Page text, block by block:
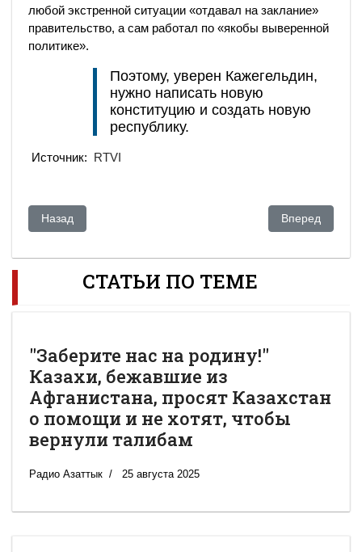
любой экстренной ситуации «отдавал на заклание»
правительство, а сам работал по «якобы выверенной
политике».
Поэтому, уверен Кажегельдин,
нужно написать новую
конституцию и создать новую
республику.
Источник: RTVI
Предыдущий: НАЗАРБАЕВ ОКОНЧАТЕЛЬНО ВОЗНЕССЯ В
Назад Следующий:
Вперед
СТАТЬИ ПО ТЕМЕ
"Заберите нас на родину!"
Казахи, бежавшие из
Афганистана, просят Казахстан
о помощи и не хотят, чтобы
вернули талибам
Радио Азаттык 25 августа 2025